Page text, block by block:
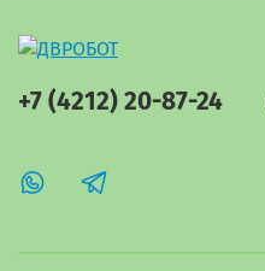
+7 (4212) 20-87-24